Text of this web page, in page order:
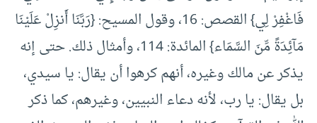
فَاغْفِرْ لِي‏}‏ القصص‏:‏ 16‏، وقول المسيح‏: ‏{‏رَبَّنَا أَنزِلْ عَلَيْنَا
مَآئِدَةً مِّنَ السَّمَاء‏}‏ المائدة‏:‏ 114‏‏، وأمثال ذلك‏.‏ حتى إنه
يذكر عن مالك وغيره، أنهم كرهوا أن يقال‏:‏ يا سيدي،
بل يقال‏:‏ يا رب، لأنه دعاء النبيين، وغيرهم، كما ذكر